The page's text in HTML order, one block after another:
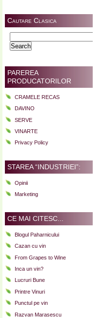
Cautare Clasica
for:
PAREREA
PRODUCATORILOR
CRAMELE RECAS
DAVINO
SERVE
VINARTE
Privacy Policy
STAREA “INDUSTRIEI”:
Opinii
Marketing
CE MAI CITESC...
Blogul Paharnicului
Cazan cu vin
From Grapes to Wine
Inca un vin?
Lucruri Bune
Printre Vinuri
Punctul pe vin
Razvan Marasescu